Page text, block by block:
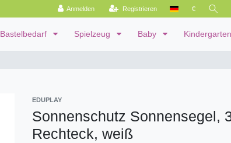
Anmelden Registrieren €
Bastelbedarf Spielzeug Baby Kindergarten
EDUPLAY
Sonnenschutz Sonnensegel,
Rechteck, weiß